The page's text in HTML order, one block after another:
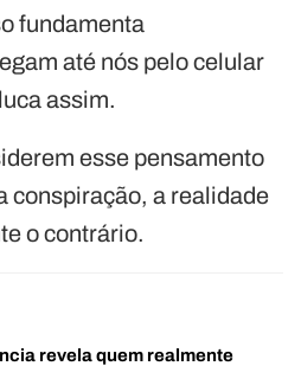
fundamenta
até nós pelo celular
assim.
esse pensamento
conspiração, a realidade
o contrário.
revela quem realmente